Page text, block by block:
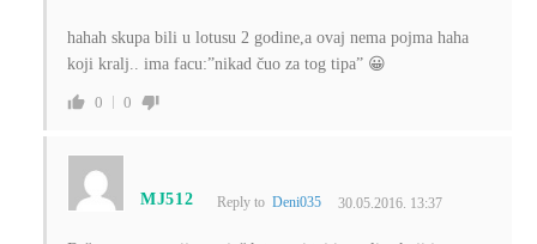
hahah skupa bili u lotusu 2 godine,a ovaj nema pojma haha
koji kralj.. ima facu:”nikad čuo za tog tipa” 😀
0 0
MJ512 Reply toDeni035 30.05.2016. 13:37